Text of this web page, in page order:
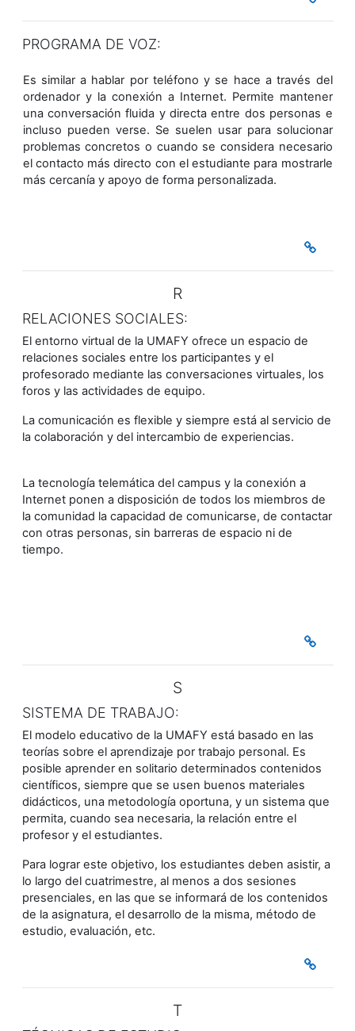
PROGRAMA DE VOZ:
Es similar a hablar por teléfono y se hace a través del
ordenador y la conexión a Internet. Permite mantener
una conversación fluida y directa entre dos personas e
incluso pueden verse. Se suelen usar para solucionar
problemas concretos o cuando se considera necesario
el contacto más directo con el estudiante para mostrarle
más cercanía y apoyo de forma personalizada.
R
RELACIONES SOCIALES:
El entorno virtual de la UMAFY ofrece un espacio de
relaciones sociales entre los participantes y el
profesorado mediante las conversaciones virtuales, los
foros y las actividades de equipo.
La comunicación es flexible y siempre está al servicio de
la colaboración y del intercambio de experiencias.
La tecnología telemática del campus y la conexión a
Internet ponen a disposición de todos los miembros de
la comunidad la capacidad de comunicarse, de contactar
con otras personas, sin barreras de espacio ni de
tiempo.
S
SISTEMA DE TRABAJO:
El modelo educativo de la UMAFY está basado en las
teorías sobre el aprendizaje por trabajo personal. Es
posible aprender en solitario determinados contenidos
científicos, siempre que se usen buenos materiales
didácticos, una metodología oportuna, y un sistema que
permita, cuando sea necesaria, la relación entre el
profesor y el estudiantes.
Para lograr este objetivo, los estudiantes deben asistir, a
lo largo del cuatrimestre, al menos a dos sesiones
presenciales, en las que se informará de los contenidos
de la asignatura, el desarrollo de la misma, método de
estudio, evaluación, etc.
T